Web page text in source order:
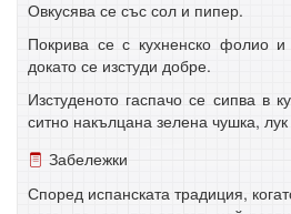
Овкусява се със сол и пипер.
Покрива се с кухненско фолио
докато се изстуди добре.
Изстуденото гаспачо се сипва в
ситно накълцана зелена чушка,
Забележки
Според испанската традиция,